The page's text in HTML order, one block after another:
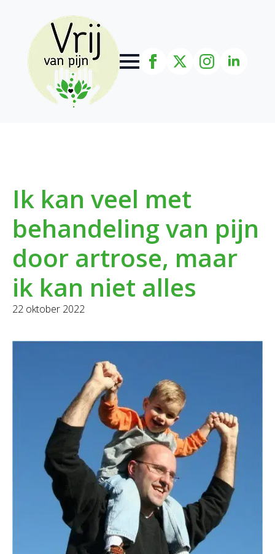
Ik kan veel met
behandeling van pijn
door artrose, maar
ik kan niet alles
22 oktober 2022